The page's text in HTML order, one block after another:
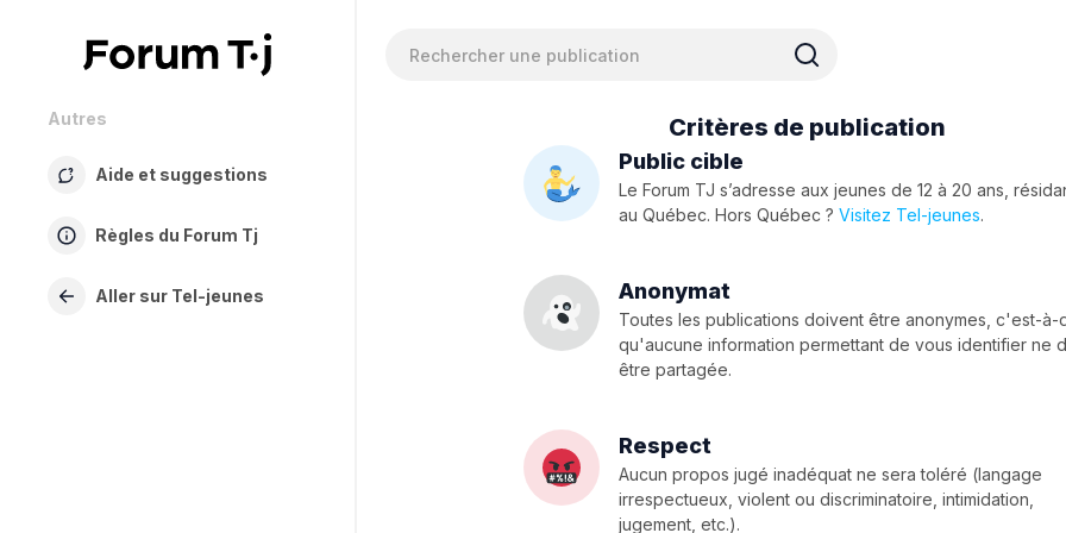
Autres
Aide et suggestions
Règles du Forum Tj
Aller sur Tel-jeunes
Critères de publication
Public cible
Le Forum TJ s’adresse aux jeunes de 12 à 20 ans,
au Québec. Hors Québec ?Visitez Tel-jeunes.
Anonymat
Toutes les publications doivent être anonymes, c'est-à-
qu'aucune information permettant de vous identifier ne
être partagée.
Respect
Aucun propos jugé inadéquat ne sera toléré (langage
irrespectueux, violent ou discriminatoire, intimidation,
jugement, etc.).